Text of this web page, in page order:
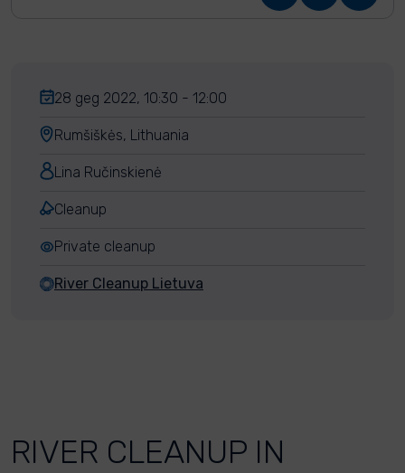
28 geg 2022, 10:30 - 12:00
Rumšiškės, Lithuania
Lina Ručinskienė
Cleanup
Private cleanup
River Cleanup Lietuva
RIVER CLEANUP IN